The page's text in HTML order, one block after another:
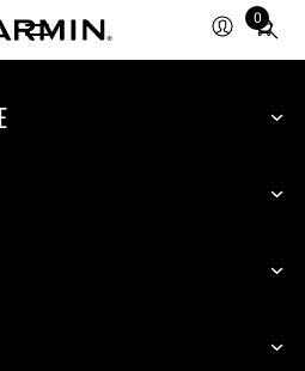
0
Total